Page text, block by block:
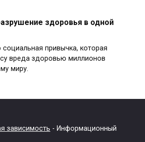
здоровья в одной
социальная привычка, которая
вреда здоровью миллионов
миру.
зависимость - Информационный